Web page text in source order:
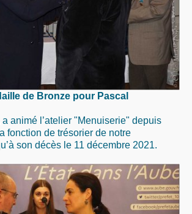
de Bronze pour Pascal
a animé l’atelier "Menuiserie" depuis
fonction de trésorier de notre
son décès le 11 décembre 2021.